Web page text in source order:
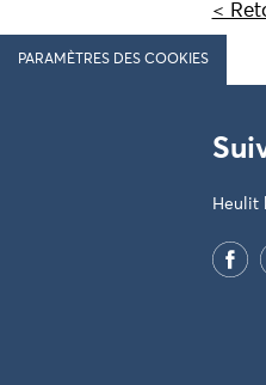
<
PARAMÈTRES DES COOKIES
Heulit